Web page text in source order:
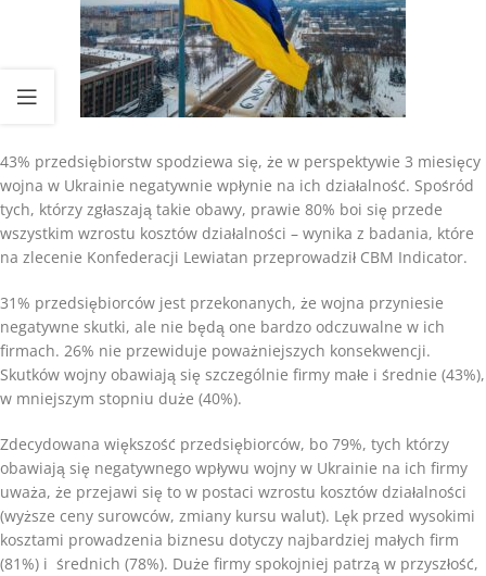
43% przedsiębiorstw spodziewa się, że w perspektywie 3 miesięcy
wojna w Ukrainie negatywnie wpłynie na ich działalność. Spośród
tych, którzy zgłaszają takie obawy, prawie 80% boi się przede
wszystkim wzrostu kosztów działalności – wynika z badania, które
na zlecenie Konfederacji Lewiatan przeprowadził CBM Indicator.
31% przedsiębiorców jest przekonanych, że wojna przyniesie
negatywne skutki, ale nie będą one bardzo odczuwalne w ich
firmach. 26% nie przewiduje poważniejszych konsekwencji.
Skutków wojny obawiają się szczególnie firmy małe i średnie (43%),
w mniejszym stopniu duże (40%).
Zdecydowana większość przedsiębiorców, bo 79%, tych którzy
obawiają się negatywnego wpływu wojny w Ukrainie na ich firmy
uważa, że przejawi się to w postaci wzrostu kosztów działalności
(wyższe ceny surowców, zmiany kursu walut). Lęk przed wysokimi
kosztami prowadzenia biznesu dotyczy najbardziej małych firm
(81%) i średnich (78%). Duże firmy spokojniej patrzą w przyszłość,